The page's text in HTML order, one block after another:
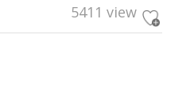
5411 view